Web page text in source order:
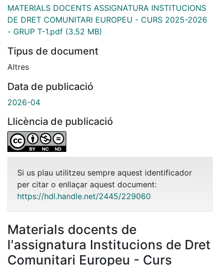
MATERIALS DOCENTS ASSIGNATURA INSTITUCIONS
DE DRET COMUNITARI EUROPEU - CURS 2025-2026
- GRUP T-1.pdf (3.52 MB)
Tipus de document
Altres
Data de publicació
2026-04
Llicència de publicació
Si us plau utilitzeu sempre aquest identificador
per citar o enllaçar aquest document:
https://hdl.handle.net/2445/229060
Materials docents de
l'assignatura Institucions de Dret
Comunitari Europeu - Curs